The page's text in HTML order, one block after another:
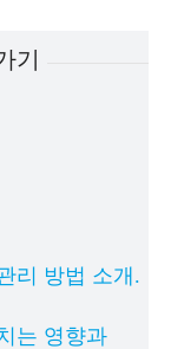
기
리 방법 소개.
는 영향과